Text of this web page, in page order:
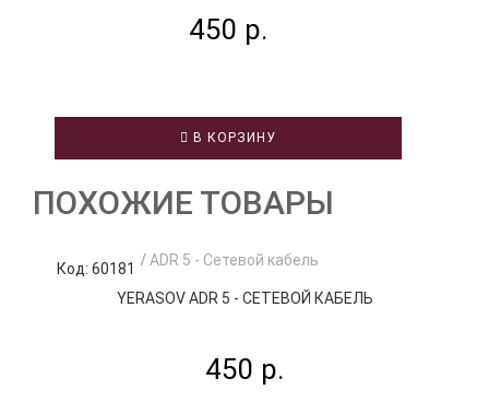
450 р.
В КОРЗИНУ
ПОХОЖИЕ ТОВАРЫ
Код: 60181
YERASOV ADR 5 - СЕТЕВОЙ КАБЕЛЬ
450 р.